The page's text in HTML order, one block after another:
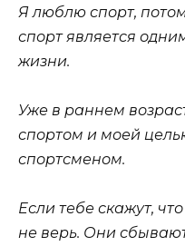
Я люблю спорт,
спорт является
жизни.
Уже в раннем
спортом и моей
спортсменом.
Если тебе скажут,
не верь. Они